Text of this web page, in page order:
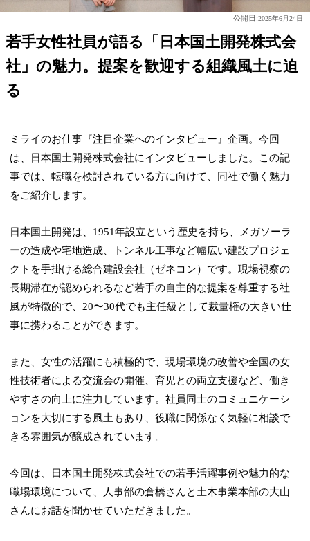
公開日:2025年6月24日
若手女性社員が語る「日本国土開発株式会
社」の魅力。提案を歓迎する組織風土に迫
る
ミライのお仕事『注目企業へのインタビュー』企画。今回
は、日本国土開発株式会社にインタビューしました。この記
事では、転職を検討されている方に向けて、同社で働く魅力
をご紹介します。
日本国土開発は、1951年設立という歴史を持ち、メガソーラ
ーの造成や宅地造成、トンネル工事など幅広い建設プロジェ
クトを手掛ける総合建設会社（ゼネコン）です。現場視察の
長期滞在が認められるなど若手の自主的な提案を尊重する社
風が特徴的で、20〜30代でも主任級として裁量権の大きい仕
事に携わることができます。
また、女性の活躍にも積極的で、現場環境の改善や全国の女
性技術者による交流会の開催、育児との両立支援など、働き
やすさの向上に注力しています。社員同士のコミュニケーシ
ョンを大切にする風土もあり、役職に関係なく気軽に相談で
きる雰囲気が醸成されています。
今回は、日本国土開発株式会社での若手活躍事例や魅力的な
職場環境について、人事部の倉橋さんと土木事業本部の大山
さんにお話を聞かせていただきました。